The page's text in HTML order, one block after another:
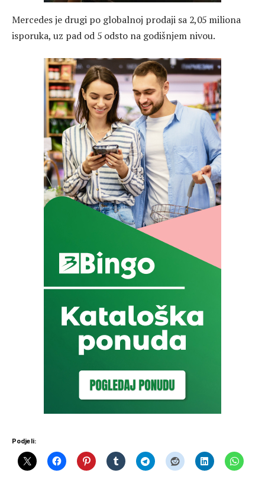
Mercedes je drugi po globalnoj prodaji sa 2,05 miliona
isporuka, uz pad od 5 odsto na godišnjem nivou.
Podjeli: